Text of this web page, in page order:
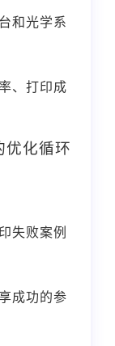
和光学系
、打印成
化循环
失败案例
成功的参